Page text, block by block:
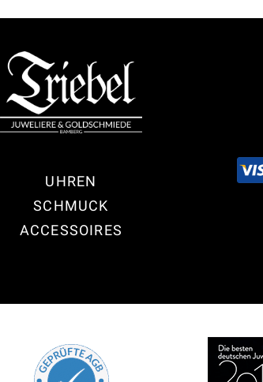
UHREN
SCHMUCK
ACCESSOIRES